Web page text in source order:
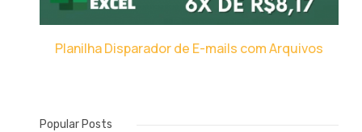
Planilha Disparador de E-mails com Arquivos
Popular Posts